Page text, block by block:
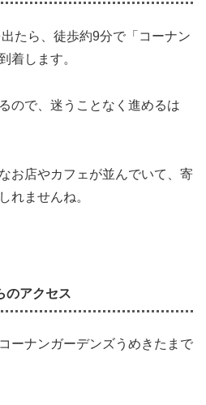
たら、徒歩約9分で「コーナン
着します。
ので、迷うことなく進めるは
お店やカフェが並んでいて、寄
れませんね。
のアクセス
ーナンガーデンズうめきたまで